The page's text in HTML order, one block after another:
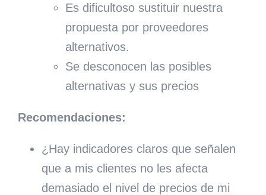
Es dificultoso sustituir nuestra
propuesta por proveedores
alternativos.
Se desconocen las posibles
alternativas y sus precios
Recomendaciones:
¿Hay indicadores claros que señalen
que a mis clientes no les afecta
demasiado el nivel de precios de mi